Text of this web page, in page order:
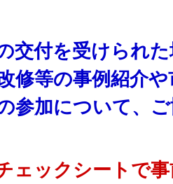
交付を受けられ
修等の事例紹介
参加について、
ェックシートで